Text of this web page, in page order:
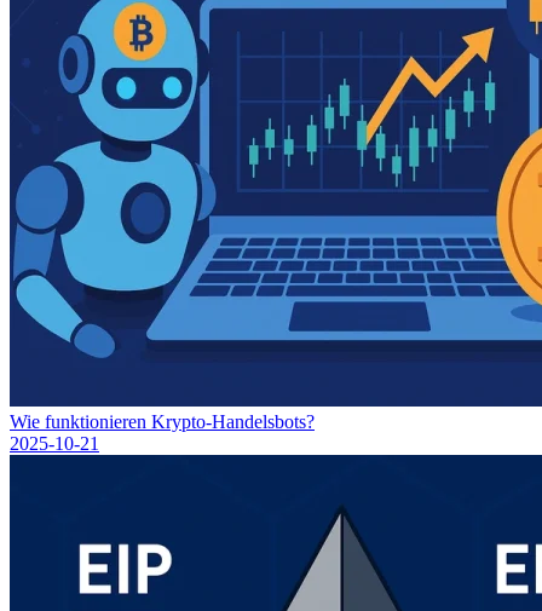
Wie funktionieren Krypto-Handelsbots?
2025-10-21